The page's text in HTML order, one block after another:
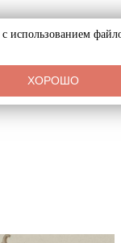
с использованием
ХОРОШО